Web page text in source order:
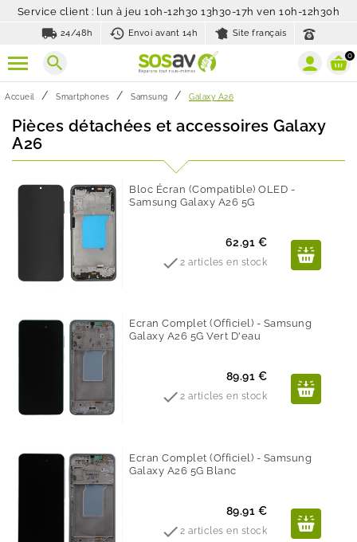
Service client : lun à jeu 10h-12h30 13h30-17h ven 10h-12h30h
local_shipping 24/48h history_toggle_off
Envoi avant 14h Site français
search 0
Accueil Smartphones Samsung Galaxy A26
Pièces détachées et accessoires Galaxy
A26
Bloc Écran (Compatible) OLED -
Samsung Galaxy A26 5G
Prix
62.91 €
 2 articles en stock
Ecran Complet (Officiel) - Samsung
Galaxy A26 5G Vert D'eau
Prix
89.91 €
 2 articles en stock
Ecran Complet (Officiel) - Samsung
Galaxy A26 5G Blanc
Prix
89.91 €
 2 articles en stock